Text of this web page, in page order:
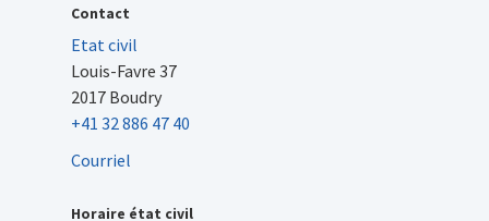
Contact
Etat civil
Louis-Favre 37
2017 Boudry
+41 32 886 47 40
Courriel
Horaire état civil